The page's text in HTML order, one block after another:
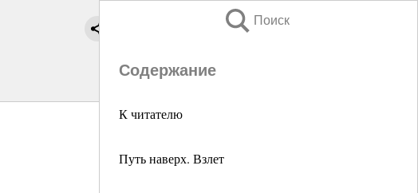
Поиск
Содержание
К читателю
Путь наверх. Взлет